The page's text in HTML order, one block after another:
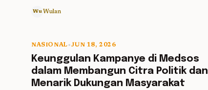
Wu Wulan
5 min read
NASIONAL•JUN 18, 2026
Keunggulan Kampanye di Medsos
dalam Membangun Citra Politik dan
Menarik Dukungan Masyarakat